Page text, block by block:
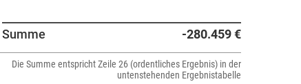
Summe -280.459 €
Die Summe entspricht Zeile 26 (ordentliches Ergebnis) in der
untenstehenden Ergebnistabelle